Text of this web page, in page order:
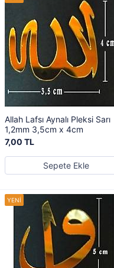
Allah Lafsı Aynalı Pleksi Sarı
1,2mm 3,5cm x 4cm
7,00 TL
Sepete Ekle